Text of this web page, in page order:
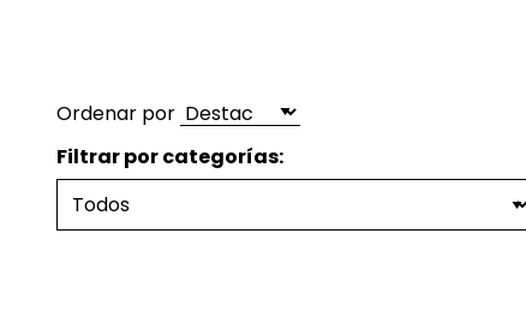
Ordenar por
Filtrar por categorías: